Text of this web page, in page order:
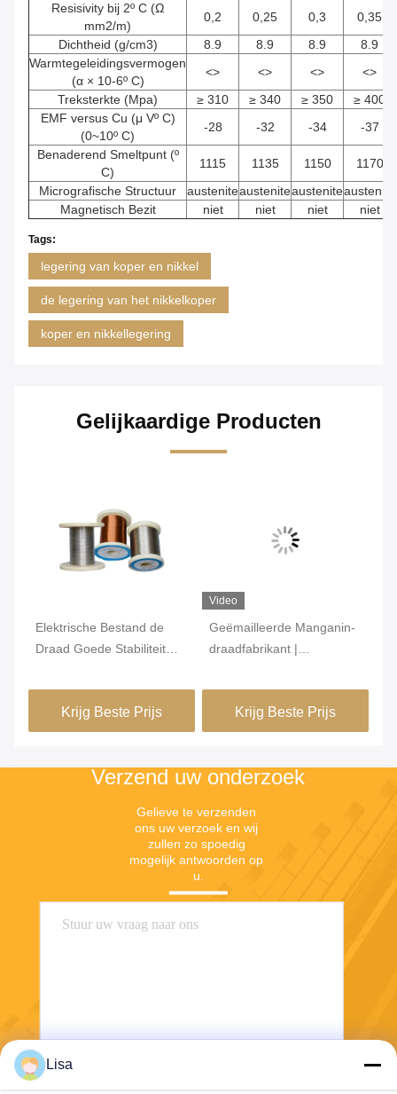
Resisivity bij 2º C (Ω
mm2/m)
0,2 0,25 0,3
0,35
Dichtheid (g/cm3)
8.9 8.9 8.9
8.9
Warmtegeleidingsvermogen
(α × 10-6º C)
<> <> <>
<>
Treksterkte (Mpa)
≥ 310 ≥ 340 ≥ 350
≥ 400
EMF versus Cu (μ Vº C)
(0~10º C)
-28 -32 -34
-37
Benaderend Smeltpunt (º
C)
1115 1135 1150
1170
Micrografische Structuur
austeniteausteniteausteniteaustenite
Magnetisch Bezit
niet niet niet niet
Tags:
legering van koper en nikkel
de legering van het nikkelkoper
koper en nikkellegering
Gelijkaardige Producten
Elektrische Bestand de
Draad Goede Stabiliteit
voor Zenderweerstand
Krijg Beste Prijs
Video
Geëmailleerde Manganin-
draadfabrikant |
draad 6J12 6J8 6J11 6J13
Krijg Beste Prijs
Verzend uw onderzoek
Gelieve te verzenden
ons uw verzoek en wij
zullen zo spoedig
mogelijk antwoorden op
u.
Lisa